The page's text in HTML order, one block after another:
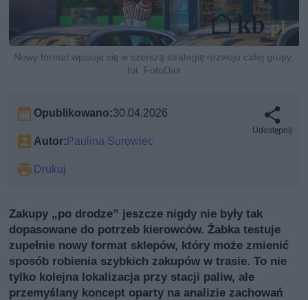
Nowy format wpisuje się w szerszą strategię rozwoju całej grupy,
fot. FotoDax
Opublikowano:30.04.2026
Autor:Paulina Surowiec
Drukuj
Udostępnij
Zakupy „po drodze” jeszcze nigdy nie były tak
dopasowane do potrzeb kierowców. Żabka testuje
zupełnie nowy format sklepów, który może zmienić
sposób robienia szybkich zakupów w trasie. To nie
tylko kolejna lokalizacja przy stacji paliw, ale
przemyślany koncept oparty na analizie zachowań